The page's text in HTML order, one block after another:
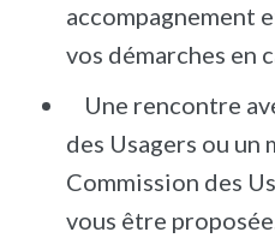
accompagnement
vos démarches en
Une rencontre
des Usagers ou un
Commission des
vous être